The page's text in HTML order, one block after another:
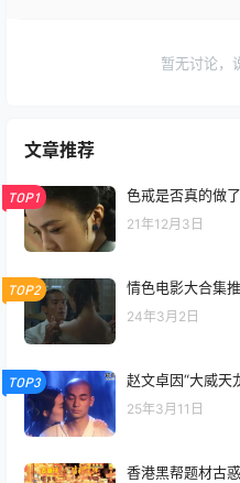
暂无讨论，
文章推荐
TOP1 色戒是否真的做
21年12月3日
TOP2 情色电影大合集
24年3月2日
TOP3 赵文卓因“大威天
25年3月11日
香港黑帮题材古